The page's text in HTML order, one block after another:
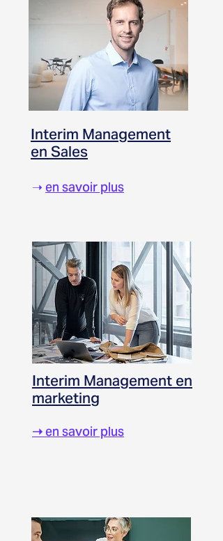
Interim Management
en Sales
➝ en savoir plus
Interim Management en
marketing
➝en savoir plus